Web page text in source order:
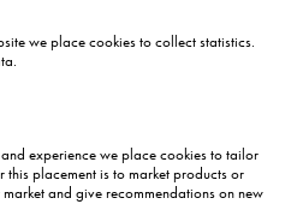
we place cookies to collect statistics.
experience we place cookies to tailor
placement is to market products or
and give recommendations on new